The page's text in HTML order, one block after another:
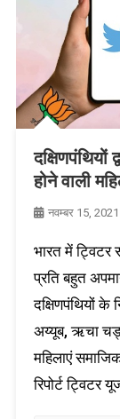
दक्षिणपंथियों
होने वाली
नवम्बर 15, 2021
भारत में ट्विटर
प्रति बहुत
दक्षिणपंथियों के
अय्यूब, ऋचा
महिलाएं
रिपोर्ट ट्विटर